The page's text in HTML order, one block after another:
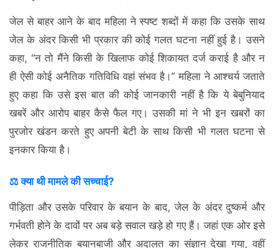
जेल से बाहर आने के बाद महिला ने स्पष्ट शब्दों में कहा कि उसके साथ
जेल के अंदर किसी भी प्रकार की कोई गलत घटना नहीं हुई है। उसने
कहा, “न तो मैंने किसी के खिलाफ कोई शिकायत दर्ज कराई है और न
ही ऐसी कोई अनैतिक गतिविधि वहां संभव है।” महिला ने आश्चर्य जताते
हुए कहा कि उसे इस बात की कोई जानकारी नहीं है कि ये बेबुनियाद
खबरें और आरोप बाहर कैसे फैल गए। उसकी मां ने भी इन खबरों का
पुरजोर खंडन करते हुए अपनी बेटी के साथ किसी भी गलत घटना से
इनकार किया है।
⚖️ क्या थी मामले की सच्चाई?
पीड़िता और उसके परिवार के बयान के बाद, जेल के अंदर दुष्कर्म और
गर्भवती होने के दावों पर अब बड़े सवाल खड़े हो गए हैं। जहां एक ओर इसे
लेकर राजनीतिक बयानबाजी और अदालत का संज्ञान देखा गया, वहीं